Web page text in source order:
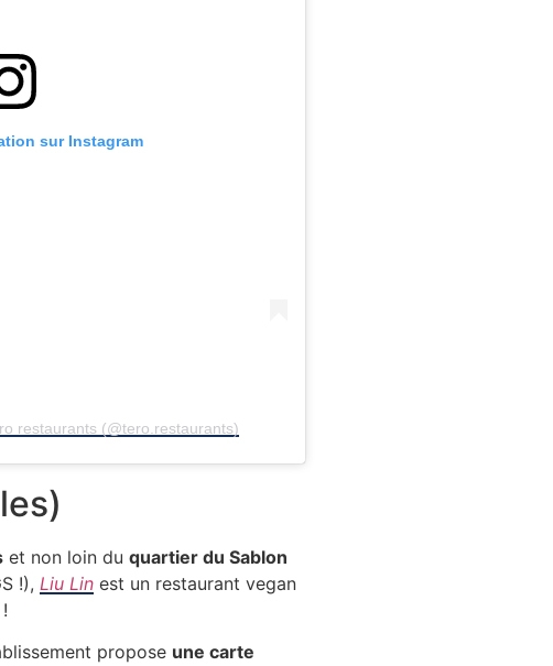
sur Instagram
restaurants (@tero.restaurants)
et non loin du quartier du Sablon
!), Liu Lin est un restaurant vegan
propose une carte